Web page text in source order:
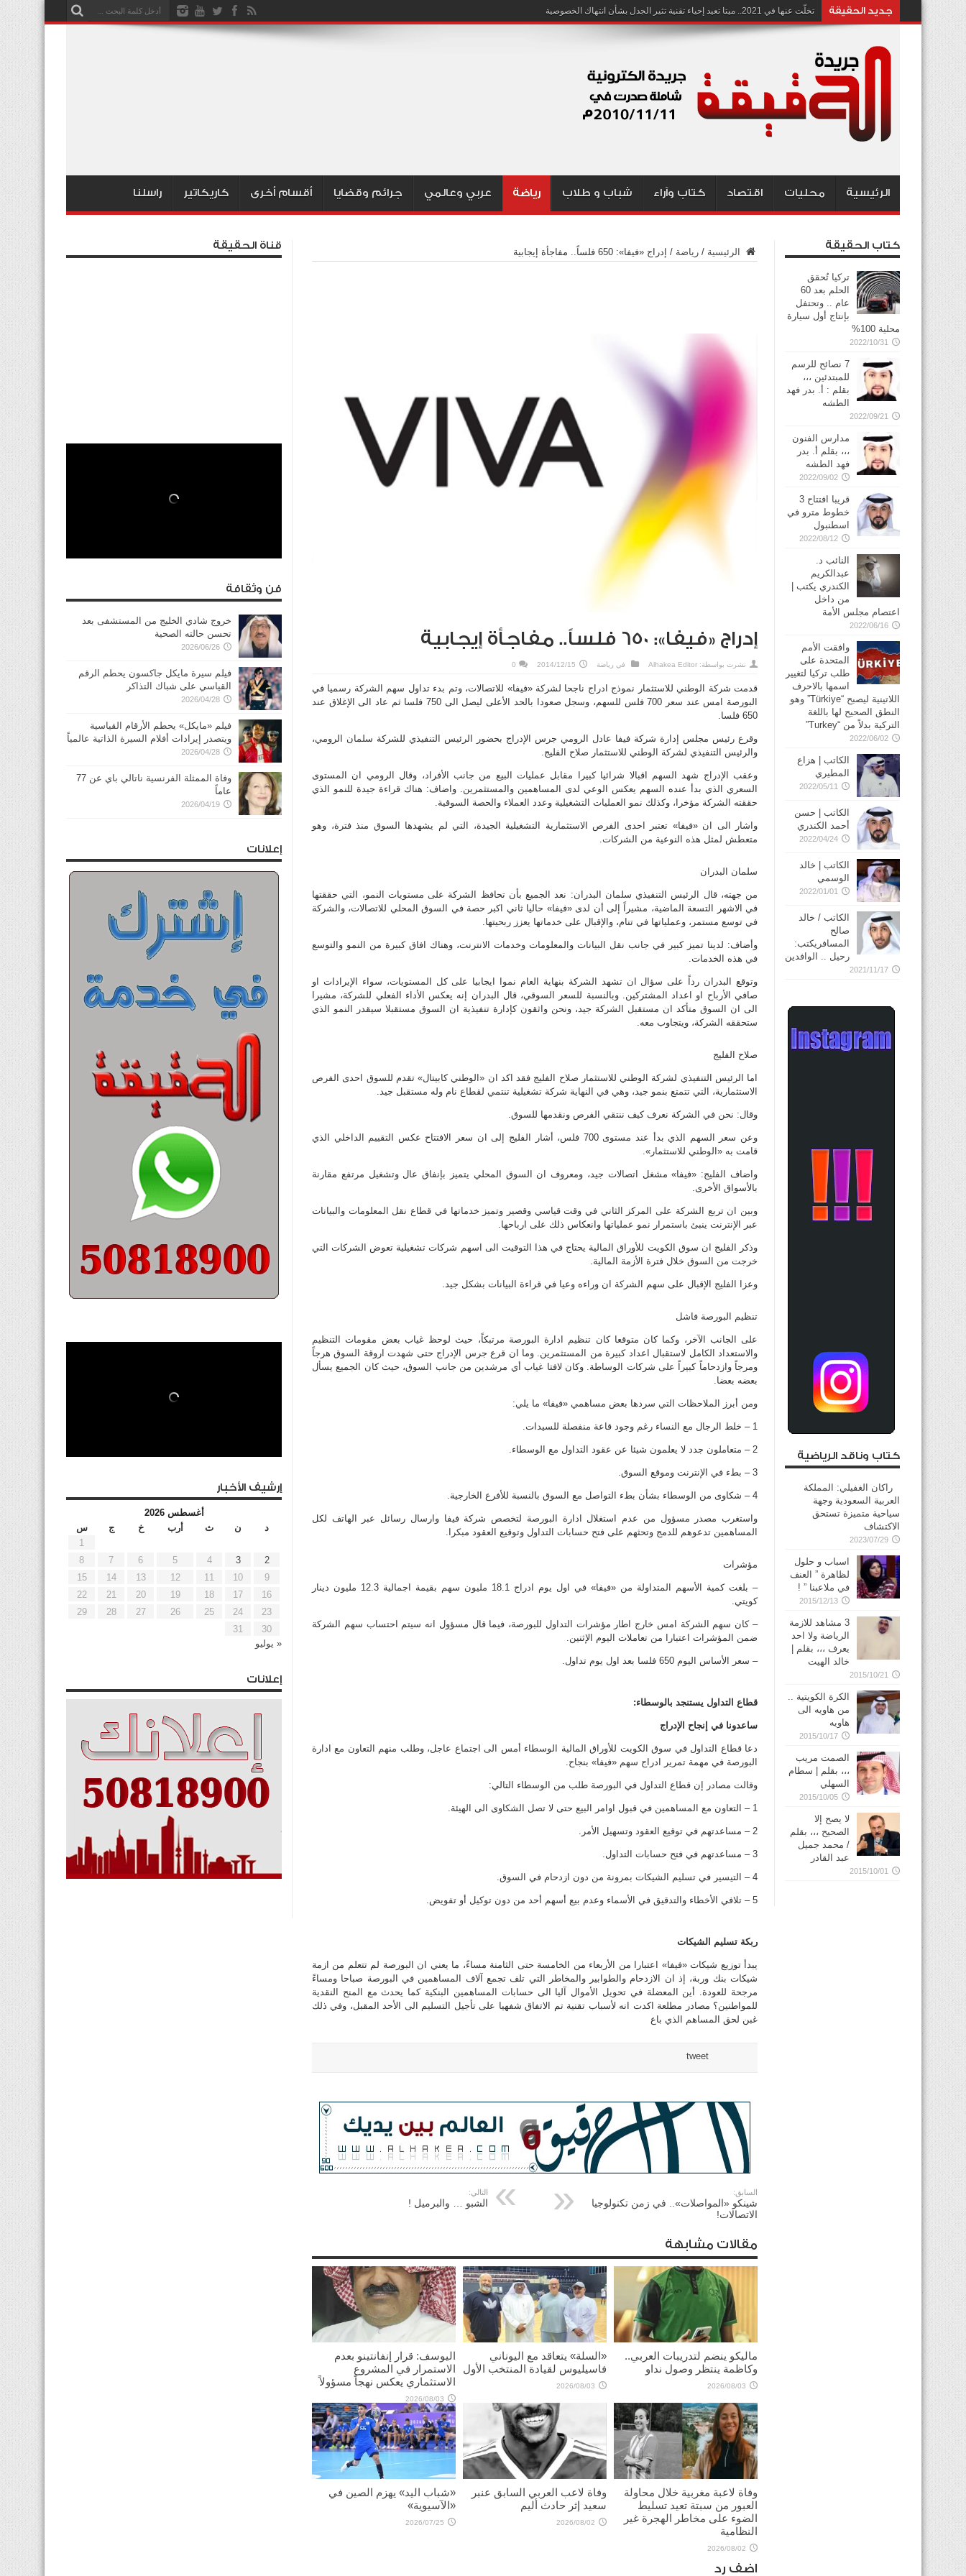
جديد الحقيقة تخلّت عنها في 2021.. ميتا تعيد إحياء تقنية تثير الجدل بشأن انتهاك الخصوصية
الرئيسية محليات اقتصاد كتاب وآراء شباب و طلاب رياضة عربي وعالمي جرائم وقضايا أقسام أخرى كاريكاتير راسلنا
الرئيسية / رياضة / إدراج «فيفا»: 650 فلساً.. مفاجأة إيجابية
إدراج «فيفا»: 650 فلساً.. مفاجأة إيجابية
نشرت بواسطة: Alhakea Editor في رياضة 2014/12/15
0
قدمت شركة الوطني للاستثمار نموذج ادراج ناجحا لشركة «فيفا» للاتصالات، وتم بدء تداول سهم الشركة رسميا في
البورصة امس عند سعر 700 فلس للسهم، وسجل صعودا بالحد الأعلى ليصل الى 750 فلسا ثم عاد الى الإغلاق عند
650 فلسا.
وقرع رئيس مجلس إدارة شركة فيفا عادل الرومي جرس الإدراج بحضور الرئيس التنفيذي للشركة سلمان الرومي،
والرئيس التنفيذي لشركة الوطني للاستثمار صلاح الفليج.
وعقب الإدراج شهد السهم اقبالا شرائيا كبيرا مقابل عمليات البيع من جانب الأفراد، وقال الرومي ان المستوى
السعري الذي بدأ عنده السهم يعكس الوعي لدى المساهمين والمستثمرين. واضاف: هناك قراءة جيدة للنمو الذي
حققته الشركة مؤخرا، وكذلك نمو العمليات التشغيلية وعدد العملاء والحصة السوقية.
واشار الى ان «فيفا» تعتبر احدى الفرص الاستثمارية التشغيلية الجيدة، التي لم يشهدها السوق منذ فترة، وهو
متعطش لمثل هذه النوعية من الشركات.
سلمان البدران
من جهته، قال الرئيس التنفيذي سلمان البدران: نعد الجميع بأن تحافظ الشركة على مستويات النمو، التي حققتها
في الاشهر التسعة الماضية، مشيراً إلى أن لدى «فيفا» حاليا ثاني اكبر حصة في السوق المحلي للاتصالات، والشركة
في توسع مستمر، وعملياتها في تنام، والإقبال على خدماتها يعزز ربحيتها.
وأضاف: لدينا تميز كبير في جانب نقل البيانات والمعلومات وخدمات الانترنت، وهناك افاق كبيرة من النمو والتوسع
في هذه الخدمات.
وتوقع البدران رداً على سؤال ان تشهد الشركة بنهاية العام نموا ايجابيا على كل المستويات، سواء الإيرادات او
صافي الأرباح او اعداد المشتركين. وبالنسبة للسعر السوقي، قال البدران إنه يعكس الأداء الفعلي للشركة، مشيرا
الى ان السوق متأكد ان مستقبل الشركة جيد، ونحن واثقون كإدارة تنفيذية ان السوق مستقبلا سيقدر النمو الذي
ستحققه الشركة، ويتجاوب معه.
صلاح الفليج
اما الرئيس التنفيذي لشركة الوطني للاستثمار صلاح الفليج فقد اكد ان «الوطني كابيتال» تقدم للسوق احدى الفرص
الاستثمارية، التي تتمتع بنمو جيد، وهي في النهاية شركة تشغيلية تنتمي لقطاع نام وله مستقبل جيد.
وقال: نحن في الشركة نعرف كيف ننتقي الفرص ونقدمها للسوق.
وعن سعر السهم الذي بدأ عند مستوى 700 فلس، أشار الفليج إلى ان سعر الافتتاح عكس التقييم الداخلي الذي
قامت به «الوطني للاستثمار».
واضاف الفليج: «فيفا» مشغل اتصالات جيد، ومعروف ان السوق المحلي يتميز بإنفاق عال وتشغيل مرتفع مقارنة
بالأسواق الأخرى.
وبين ان تربع الشركة على المركز الثاني في وقت قياسي وقصير وتميز خدماتها في قطاع نقل المعلومات والبيانات
عبر الإنترنت ينبئ باستمرار نمو عملياتها وانعكاس ذلك على ارباحها.
وذكر الفليج ان سوق الكويت للأوراق المالية يحتاج في هذا التوقيت الى اسهم شركات تشغيلية تعوض الشركات التي
خرجت من السوق خلال فترة الأزمة المالية.
وعزا الفليج الإقبال على سهم الشركة ان وراءه وعيا في قراءة البيانات بشكل جيد.
تنظيم البورصة فاشل
على الجانب الآخر، وكما كان متوقعا كان تنظيم ادارة البورصة مرتبكاً، حيث لوحظ غياب بعض مقومات التنظيم
والاستعداد الكامل لاستقبال اعداد كبيرة من المستثمرين. وما ان قرع جرس الإدراج حتى شهدت اروقة السوق هرجاً
ومرجاً وازدحاماً كبيراً على شركات الوساطة. وكان لافتا غياب أي مرشدين من جانب السوق، حيث كان الجميع يسأل
بعضه بعضا.
ومن أبرز الملاحظات التي سردها بعض مساهمي «فيفا» ما يلي:
1 – خلط الرجال مع النساء رغم وجود قاعة منفصلة للسيدات.
2 – متعاملون جدد لا يعلمون شيئا عن عقود التداول مع الوسطاء.
3 – بطء في الإنترنت وموقع السوق.
4 – شكاوى من الوسطاء بشأن بطء التواصل مع السوق بالنسبة للأفرع الخارجية.
واستغرب مصدر مسؤول من عدم استغلال ادارة البورصة لتخصص شركة فيفا وارسال رسائل عبر الهاتف لكل
المساهمين تدعوهم للدمج وتحثهم على فتح حسابات التداول وتوقيع العقود مبكرا.
مؤشرات
– بلغت كمية الأسهم المتداولة من «فيفا» في اول يوم ادراج 18.1 مليون سهم بقيمة اجمالية 12.3 مليون دينار
كويتي.
– كان سهم الشركة امس خارج اطار مؤشرات التداول للبورصة، فيما قال مسؤول انه سيتم احتساب سهم الشركة
ضمن المؤشرات اعتبارا من تعاملات اليوم الإثنين.
– سعر الأساس اليوم 650 فلسا بعد اول يوم تداول.
قطاع التداول يستنجد بالوسطاء:
ساعدونا في إنجاح الإدراج
دعا قطاع التداول في سوق الكويت للأوراق المالية الوسطاء أمس الى اجتماع عاجل، وطلب منهم التعاون مع ادارة
البورصة في مهمة تمرير ادراج سهم «فيفا» بنجاح.
وقالت مصادر إن قطاع التداول في البورصة طلب من الوسطاء التالي:
1 – التعاون مع المساهمين في قبول اوامر البيع حتى لا تصل الشكاوى الى الهيئة.
2 – مساعدتهم في توقيع العقود وتسهيل الأمر.
3 – مساعدتهم في فتح حسابات التداول.
4 – التيسير في تسليم الشيكات بمرونة من دون ازدحام في السوق.
5 – تلافي الأخطاء والتدقيق في الأسماء وعدم بيع أسهم أحد من دون توكيل أو تفويض.
ربكة تسليم الشيكات
يبدأ توزيع شيكات «فيفا» اعتبارا من الأربعاء من الخامسة حتى الثامنة مساءً، ما يعني ان البورصة لم تتعلم من ازمة
شيكات بنك وربة، إذ ان الازدحام والطوابير والمخاطر التي تلف تجمع آلاف المساهمين في البورصة صباحا ومساءً
مرجحة للعودة. أين المعضلة في تحويل الأموال آليا الى حسابات المساهمين البنكية كما يحدث مع المنح النقدية
للمواطنين؟ مصادر مطلعة اكدت انه لأسباب تقنية تم الاتفاق شفهيا على تأجيل التسليم الى الأحد المقبل، وفي ذلك
غبن لحق المساهم الذي باع
tweet
السابق:
شينكو «المواصلات».. في زمن تكنولوجيا
الاتصالات!
التالي:
الشبو … والبرميل !
مقالات مشابهة
ماليكو ينضم لتدريبات العربي..
وكاظمة ينتظر وصول نداو
2026/08/03
«السلة» يتعاقد مع اليوناني
فاسيليوس لقيادة المنتخب الأول
2026/08/03
اليوسف: قرار إنفانتينو بعدم
الاستمرار في المشروع
الاستثماري يعكس نهجاً مسؤولاً
2026/08/03
وفاة لاعبة مغربية خلال محاولة
العبور من سبتة تعيد تسليط
الضوء على مخاطر الهجرة غير
النظامية
2026/08/02
وفاة لاعب العربي السابق عنبر
سعيد إثر حادث أليم
2026/08/02
«شباب اليد» يهزم الصين في
«الآسيوية»
2026/07/25
اضف رد
كتاب الحقيقة
تركيا تُحقق
الحلم بعد 60
عام .. وتحتفل
بإنتاج أول سيارة
محلية 100%
2022/10/31
7 نصائح للرسم
للمبتدئين ،،،
بقلم : أ. بدر فهد
الطشه
2022/09/21
مدارس الفنون
،،، بقلم أ. بدر
فهد الطشه
2022/09/02
قريبا افتتاح 3
خطوط مترو في
2022/08/12
النائب د.
عبدالكريم
الكندري يكتب |
من داخل
اعتصام مجلس الأمة
2022/06/16
وافقت الأمم
المتحدة على
طلب تركيا لتغيير
اسمها بالاحرف
اللاتينية ليصبح “Türkiye” وهو
النطق الصحيح لها باللغة
التركية بدلاً من “Turkey”
2022/06/02
الكاتب | هزاع
المطيري
2022/05/11
الكاتب | حسن
أحمد الكندري
2022/04/24
الكاتب | خالد
الوسمي
2022/01/01
الكاتب / خالد
صالح
المسافريكتب:
رحيل .. الوافدين
2021/11/17
كتاب وناقد الرياضية
راكان الغفيلي: المملكة
العربية السعودية وجهة
سياحية متميزة تستحق
الاكتشاف
2023/07/29
اسباب و حلول
لظاهرة ” العنف
في ملاعبنا ” !
2015/12/13
3 مشاهد للازمة
الرياضة ولا احد
يعرف ،،، بقلم |
خالد الهيت
2015/10/21
الكرة الكويتية ..
من هاويه الى
هاويه
2015/10/17
الصمت مريب
،،، بقلم | سطام
السهلي
2015/10/05
لا يصح إلا
الصحيح ،،، بقلم
/ محمد جميل
عبد القادر
2015/10/01
قناة الحقيقة
فن وثقافة
خروج شادي الخليج من المستشفى بعد
تحسن حالته الصحية
2026/06/26
فيلم سيرة مايكل جاكسون يحطم الرقم
القياسي على شباك التذاكر
2026/04/28
فيلم «مايكل» يحطم الأرقام القياسية
ويتصدر إيرادات أفلام السيرة الذاتية عالمياً
2026/04/28
وفاة الممثلة الفرنسية ناتالي باي عن 77
عاماً
2026/04/19
إعلانات
إرشيف الأخبار
أغسطس 2026
د
ن ث أرب خ ج
س
1
2
3
4
5
6
7
8
9
10
11
12
13
14
15
16
17
18
19
20
21
22
23
24
25
26
27
28
29
30
31
« يوليو
إعلانات